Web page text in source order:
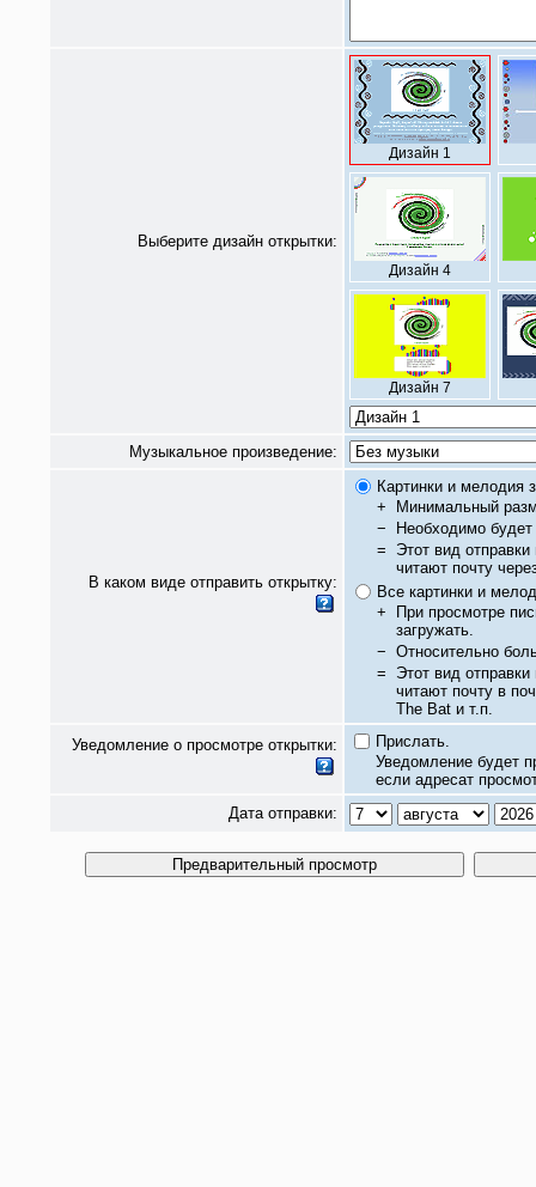
Выберите дизайн открытки:
Дизайн 1
Дизайн 4
Дизайн 7
Музыкальное произведение:
В каком виде отправить открытку:
Картинки и мелодия
+
Минимальный
−
Необходимо будет
= Этот вид
читают почту
Все картинки и
+
При просмотре
загружать.
− Относительно
= Этот вид
читают почту в
The Bat и т.п.
Уведомление о просмотре открытки:
Прислать.
Уведомление будет
если адресат
Дата отправки: